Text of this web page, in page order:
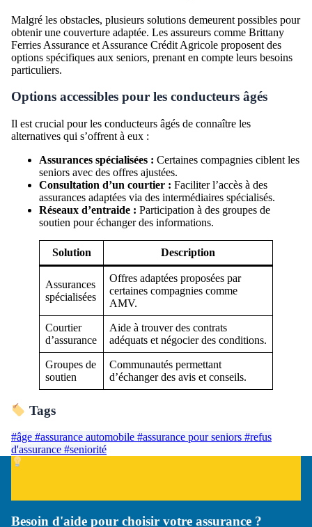
Malgré les obstacles, plusieurs solutions demeurent possibles pour
obtenir une couverture adaptée. Les assureurs comme Brittany
Ferries Assurance et Assurance Crédit Agricole proposent des
options spécifiques aux seniors, prenant en compte leurs besoins
particuliers.
Options accessibles pour les conducteurs âgés
Il est crucial pour les conducteurs âgés de connaître les
alternatives qui s’offrent à eux :
Assurances spécialisées : Certaines compagnies ciblent les
seniors avec des offres ajustées.
Consultation d’un courtier : Faciliter l’accès à des
assurances adaptées via des intermédiaires spécialisés.
Réseaux d’entraide : Participation à des groupes de
soutien pour échanger des informations.
Solution Description
Assurances
spécialisées
Offres adaptées proposées par
certaines compagnies comme
AMV.
Courtier
d’assurance
Aide à trouver des contrats
adéquats et négocier des conditions.
Groupes de
soutien
Communautés permettant
d’échanger des avis et conseils.
Tags
#âge #assurance automobile #assurance pour seniors #refus
d'assurance #seniorité
Besoin d'aide pour choisir votre assurance ?